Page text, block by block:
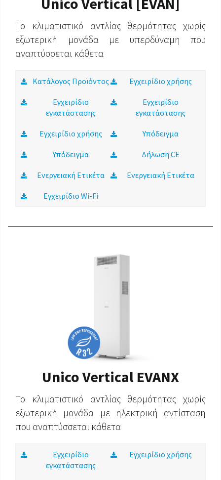
Το κλιματιστικό αντλίας θερμότητας χωρίς
εξωτερική μονάδα με υπερδύναμη που
αναπτύσσεται κάθετα
Κατάλογος Προϊόντος Εγχειρίδιο χρήσης
Εγχειρίδιο
εγκατάστασης
Εγχειρίδιο
εγκατάστασης
Εγχειρίδιο χρήσης Υπόδειγμα
Υπόδειγμα Δήλωση CE
Ενεργειακή Ετικέτα Ενεργειακή Ετικέτα
Εγχειρίδιο Wi-Fi
Unico Vertical EVANX
Το κλιματιστικό αντλίας θερμότητας χωρίς
εξωτερική μονάδα με ηλεκτρική αντίσταση
που αναπτύσσεται κάθετα
Εγχειρίδιο
εγκατάστασης
Εγχειρίδιο χρήσης